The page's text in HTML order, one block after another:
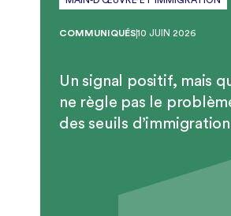
COMMUNIQUÉS10 JUIN 2026
Un signal positif, mais
ne règle pas le
des seuils